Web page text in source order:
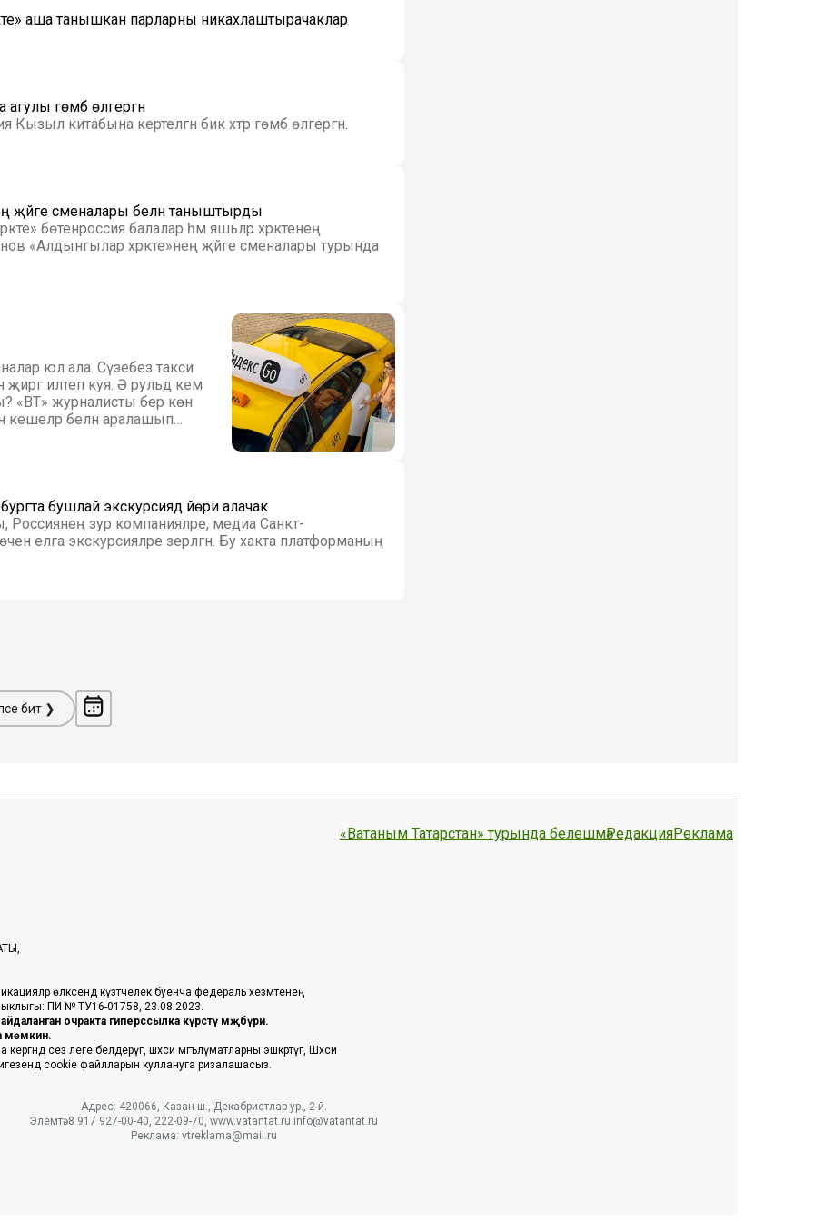
аша танышкан парларны никахлаштырачаклар
гөмбә өлгергән
китабына кертелгән бик хәтәр гөмбә өлгергән.
җәйге сменалары белән таныштырды
бөтенроссия балалар һәм яшьләр хәрәкәтенең
«Алдынгылар хәрәкәте»нең җәйге сменалары турында
юл ала. Сүзебез такси
җиргә илтеп куя. Ә рульдә кем
«ВТ» журналисты бер көн
кешеләр белән аралашып
бушлай экскурсиядә йөри алачак
зур компанияләре, медиа Санкт-
елга экскурсияләре әзерләгән. Бу хакта платформаның
бит ❯
өлкәсендә күзәтчелек буенча федераль хезмәтенең
ПИ № ТУ16-01758, 23.08.2023.
очракта гиперссылка күрсәтү мәҗбүри.
мөмкин.
сез әлеге белдерүгә, шәхси мәгълүматларны эшкәртүгә, Шәхси
cookie файлларын куллануга ризалашасыз.
«Ватаным Татарстан» турында белешмәРедакцияРеклама
Адрес: 420066, Казан ш., Декабристлар ур., 2 й.
Элемтә: 8 917 927-00-40, 222-09-70, www.vatantat.ru info@vatantat.ru
Реклама: vtreklama@mail.ru